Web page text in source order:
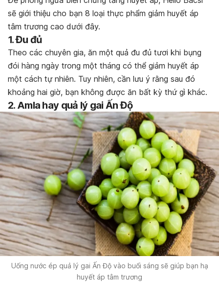
sẽ giới thiệu cho bạn 8 loại thực phẩm giảm huyết áp
tâm trương cao dưới đây.
1. Đu đủ
Theo các chuyên gia, ăn một quả đu đủ tươi khi bụng
đói hàng ngày trong một tháng có thể giảm huyết áp
một cách tự nhiên. Tuy nhiên, cần lưu ý rằng sau đó
khoảng hai giờ, bạn không được ăn bất kỳ thứ gì khác.
2. Amla hay quả lý gai Ấn Độ
Uống nước ép quả lý gai Ấn Độ vào buổi sáng sẽ giúp bạn hạ
huyết áp tâm trương